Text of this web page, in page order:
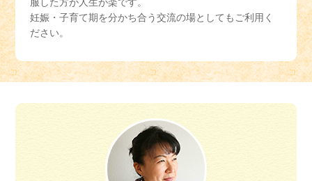
妊娠・子育て期を分かち合う交流の場としてもご利用く
ださい。